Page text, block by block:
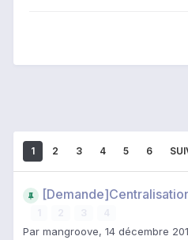
1 2 3 4 5 6
Par mangroove, 14 décembre